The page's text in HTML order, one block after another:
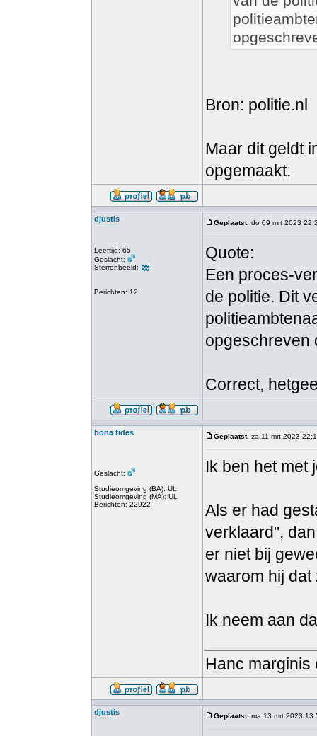
Bron: politie.nl
Maar dit geldt
opgemaakt.
djustis
Leeftijd: 65
Geslacht:
Sterrenbeeld:
Berichten: 12
Geplaatst: do 09 mrt 2023
Quote:
Een proces-
de politie. Dit
opgeschreven
Correct,
bona fides
Geslacht:
Studieomgeving (BA): UL
Studieomgeving (MA): UL
Berichten: 22922
Geplaatst: za 11 mrt 2023
Ik ben het met
Als er had
verklaard",
er niet bij
waarom hij
Ik neem aan
Hanc marginis
djustis Geplaatst: ma 13 mrt 2023